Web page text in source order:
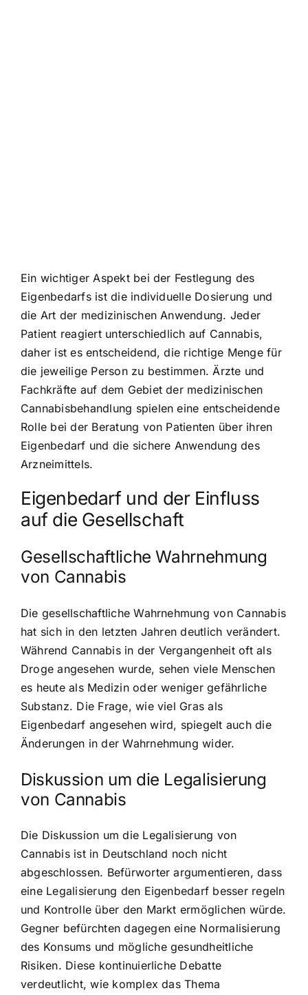
Ein wichtiger Aspekt bei der Festlegung des
Eigenbedarfs ist die individuelle Dosierung und
die Art der medizinischen Anwendung. Jeder
Patient reagiert unterschiedlich auf Cannabis,
daher ist es entscheidend, die richtige Menge für
die jeweilige Person zu bestimmen. Ärzte und
Fachkräfte auf dem Gebiet der medizinischen
Cannabisbehandlung spielen eine entscheidende
Rolle bei der Beratung von Patienten über ihren
Eigenbedarf und die sichere Anwendung des
Arzneimittels.
Eigenbedarf und der Einfluss
auf die Gesellschaft
Gesellschaftliche Wahrnehmung
von Cannabis
Die gesellschaftliche Wahrnehmung von Cannabis
hat sich in den letzten Jahren deutlich verändert.
Während Cannabis in der Vergangenheit oft als
Droge angesehen wurde, sehen viele Menschen
es heute als Medizin oder weniger gefährliche
Substanz. Die Frage, wie viel Gras als
Eigenbedarf angesehen wird, spiegelt auch die
Änderungen in der Wahrnehmung wider.
Diskussion um die Legalisierung
von Cannabis
Die Diskussion um die Legalisierung von
Cannabis ist in Deutschland noch nicht
abgeschlossen. Befürworter argumentieren, dass
eine Legalisierung den Eigenbedarf besser regeln
und Kontrolle über den Markt ermöglichen würde.
Gegner befürchten dagegen eine Normalisierung
des Konsums und mögliche gesundheitliche
Risiken. Diese kontinuierliche Debatte
verdeutlicht, wie komplex das Thema